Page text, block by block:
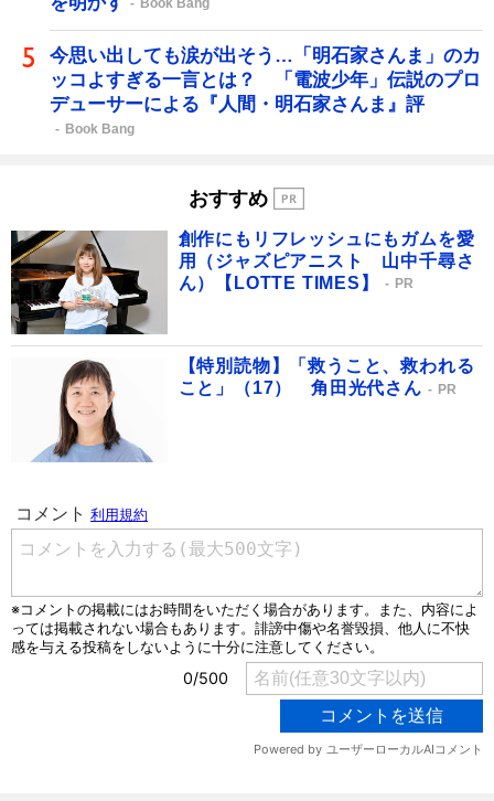
Book Bang
今思い出しても涙が出そう…「明石家さんま」のカ
ッコよすぎる一言とは？ 「電波少年」伝説のプロ
デューサーによる『人間・明石家さんま』評
Book Bang
おすすめ
創作にもリフレッシュにもガムを愛
用（ジャズピアニスト 山中千尋さ
ん）【LOTTE TIMES】
PR
【特別読物】「救うこと、救われる
こと」（17） 角田光代さん
PR